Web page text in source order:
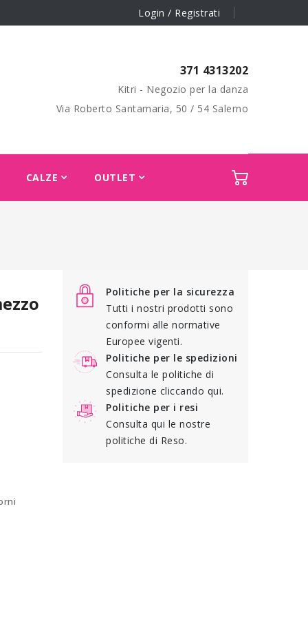
Login / Registrati
371 4313202
Kitri - Negozio per la danza
Via Roberto Santamaria, 50 / 54 Salerno
CALZE OUTLET
Politiche per la sicurezza
Tutti i nostri prodotti sono
conformi alle normative
Europee vigenti.
Politiche per le spedizioni
Consulta le politiche di
spedizione cliccando qui.
Politiche per i resi
Consulta qui le nostre
politiche di Reso.